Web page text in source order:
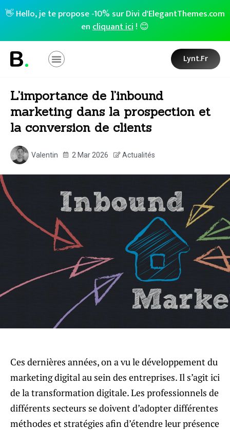
👋 Hello, je te propose -10% sur Divi d'ElegantThemes.com
encliquant ici! 😊
Lynt.fr
L’importance de l’inbound
marketing dans la prospection et
la conversion de clients
Valentin 2 Mar 2026 Actualités
Ces dernières années, on a vu le développement du
marketing digital au sein des entreprises. Il s’agit ici
de la transformation digitale. Les professionnels de
différents secteurs se doivent d’adopter différentes
méthodes et stratégies afin d’étendre leur présence